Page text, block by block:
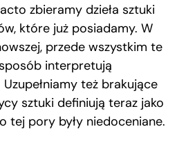
zbieramy dzieła sztuki
które już posiadamy. W
przede wszystkim te
interpretują
też brakujące
sztuki definiują teraz jako
tej pory były niedoceniane.